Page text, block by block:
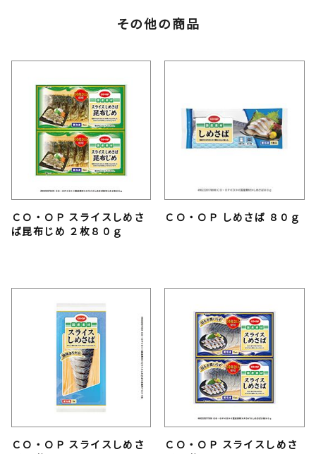
その他の商品
ＣＯ・ＯＰ スライスしめさ
ば昆布じめ ２枚８０ｇ
ＣＯ・ＯＰ しめさば ８０ｇ
ＣＯ・ＯＰ スライスしめさ
ＣＯ・ＯＰ スライスしめさ